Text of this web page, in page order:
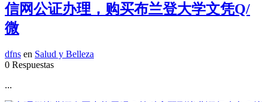
信网公证办理，购买布兰登大学文凭Q/
微
dfns en Salud y Belleza
0 Respuestas
...